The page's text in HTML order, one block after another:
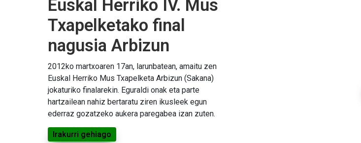
Euskal Herriko IV. Mus
Txapelketako final
nagusia Arbizun
2012ko martxoaren 17an, larunbatean, amaitu zen
Euskal Herriko Mus Txapelketa Arbizun (Sakana)
jokaturiko finalarekin. Eguraldi onak eta parte
hartzailean nahiz bertaratu ziren ikusleek egun
ederraz gozatzeko aukera paregabea izan zuten.
Irakurri gehiago